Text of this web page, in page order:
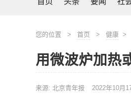
您的位置 > 首页 > 健康 >
用微波炉加热
来源: 北京青年报 2022年10月